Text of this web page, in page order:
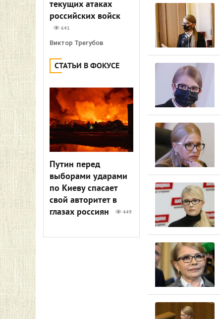
текущих атаках
российских войск
641
Виктор Трегубов
СТАТЬИ В ФОКУСЕ
Путин перед
выборами ударами
по Киеву спасает
свой авторитет в
глазах россиян
449